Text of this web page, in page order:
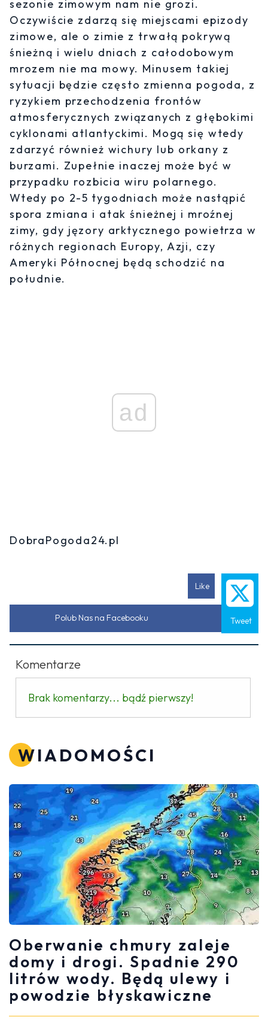
sezonie zimowym nam nie grozi.
Oczywiście zdarzą się miejscami epizody
zimowe, ale o zimie z trwałą pokrywą
śnieżną i wielu dniach z całodobowym
mrozem nie ma mowy. Minusem takiej
sytuacji będzie często zmienna pogoda, z
ryzykiem przechodzenia frontów
atmosferycznych związanych z głębokimi
cyklonami atlantyckimi. Mogą się wtedy
zdarzyć również wichury lub orkany z
burzami. Zupełnie inaczej może być w
przypadku rozbicia wiru polarnego.
Wtedy po 2-5 tygodniach może nastąpić
spora zmiana i atak śnieżnej i mroźnej
zimy, gdy jęzory arktycznego powietrza w
różnych regionach Europy, Azji, czy
Ameryki Północnej będą schodzić na
południe.
ad
DobraPogoda24.pl
Like
Tweet
Polub Nas na Facebooku
Komentarze
Brak komentarzy... bądź pierwszy!
WIADOMOŚCI
Oberwanie chmury zaleje
domy i drogi. Spadnie 290
litrów wody. Będą ulewy i
powodzie błyskawiczne